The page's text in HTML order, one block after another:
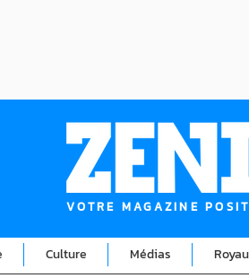
VOTRE MAGAZINE
Culture Médias